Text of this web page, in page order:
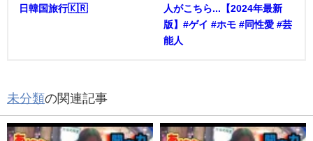
日韓国旅行🇰🇷
人がこちら...【2024年最新
版】#ゲイ #ホモ #同性愛 #芸
能人
未分類の関連記事